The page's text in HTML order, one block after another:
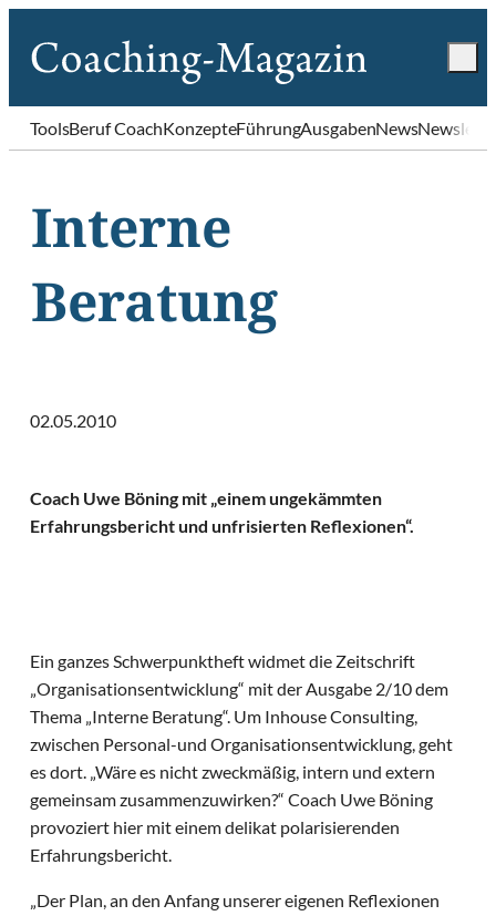
ToolsBeruf CoachKonzepteFührungAusgabenNews
Interne
Beratung
02.05.2010
Coach Uwe Böning mit „einem ungekämmten
Erfahrungsbericht und unfrisierten Reflexionen“.
Ein ganzes Schwerpunktheft widmet die Zeitschrift
„Organisationsentwicklung“ mit der Ausgabe 2/10 dem
Thema „Interne Beratung“. Um Inhouse Consulting,
zwischen Personal-und Organisationsentwicklung, geht
es dort. „Wäre es nicht zweckmäßig, intern und extern
gemeinsam zusammenzuwirken?“ Coach Uwe Böning
provoziert hier mit einem delikat polarisierenden
Erfahrungsbericht.
„Der Plan, an den Anfang unserer eigenen Reflexionen